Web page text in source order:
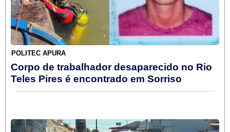
POLITEC APURA
Corpo de trabalhador desaparecido no Rio
Teles Pires é encontrado em Sorriso